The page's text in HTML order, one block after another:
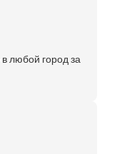
в любой город за